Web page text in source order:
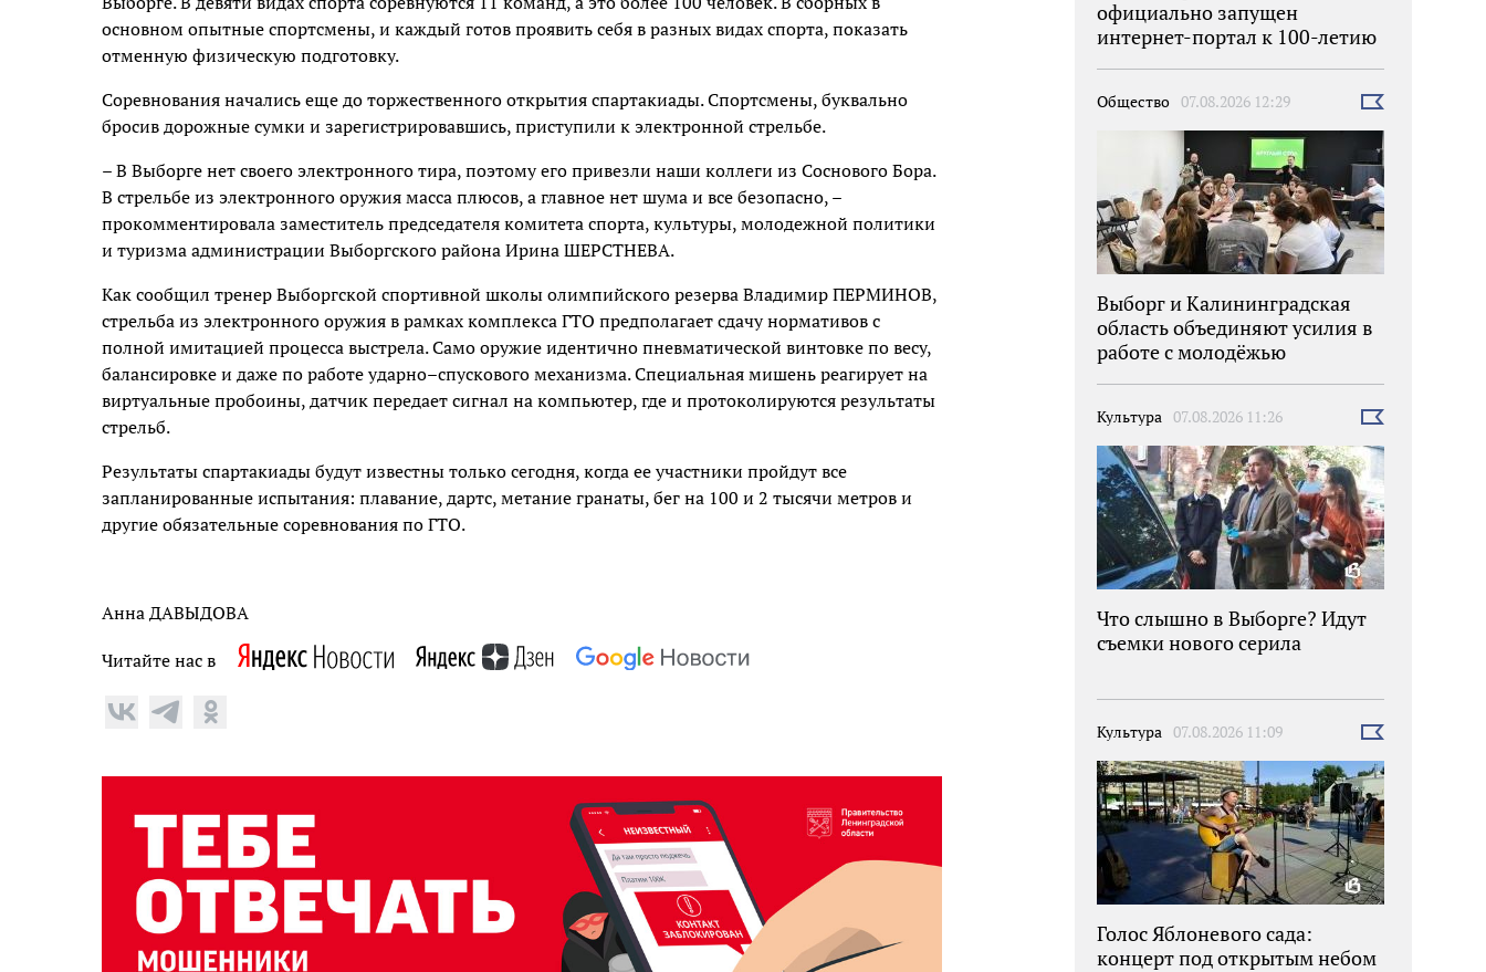
основном опытные спортсмены, и каждый готов проявить себя в разных видах спорта, показать
отменную физическую подготовку.
Соревнования начались еще до торжественного открытия спартакиады. Спортсмены, буквально
бросив дорожные сумки и зарегистрировавшись, приступили к электронной стрельбе.
– В Выборге нет своего электронного тира, поэтому его привезли наши коллеги из Соснового Бора.
В стрельбе из электронного оружия масса плюсов, а главное нет шума и все безопасно, –
прокомментировала заместитель председателя комитета спорта, культуры, молодежной политики
и туризма администрации Выборгского района Ирина ШЕРСТНЕВА.
Как сообщил тренер Выборгской спортивной школы олимпийского резерва Владимир ПЕРМИНОВ,
стрельба из электронного оружия в рамках комплекса ГТО предполагает сдачу нормативов с
полной имитацией процесса выстрела. Само оружие идентично пневматической винтовке по весу,
балансировке и даже по работе ударно–спускового механизма. Специальная мишень реагирует на
виртуальные пробоины, датчик передает сигнал на компьютер, где и протоколируются результаты
стрельб.
Результаты спартакиады будут известны только сегодня, когда ее участники пройдут все
запланированные испытания: плавание, дартс, метание гранаты, бег на 100 и 2 тысячи метров и
другие обязательные соревнования по ГТО.
Анна ДАВЫДОВА
Читайте нас в
официально запущен
интернет-портал к 100-летию
Общество 07.08.2026 12:29
Выбрать
Выборг и Калининградская
область объединяют усилия в
работе с молодёжью
Культура 07.08.2026 11:26
Выбрать
Что слышно в Выборге? Идут
съемки нового серила
Культура 07.08.2026 11:09
Выбрать
Голос Яблоневого сада:
концерт под открытым небом